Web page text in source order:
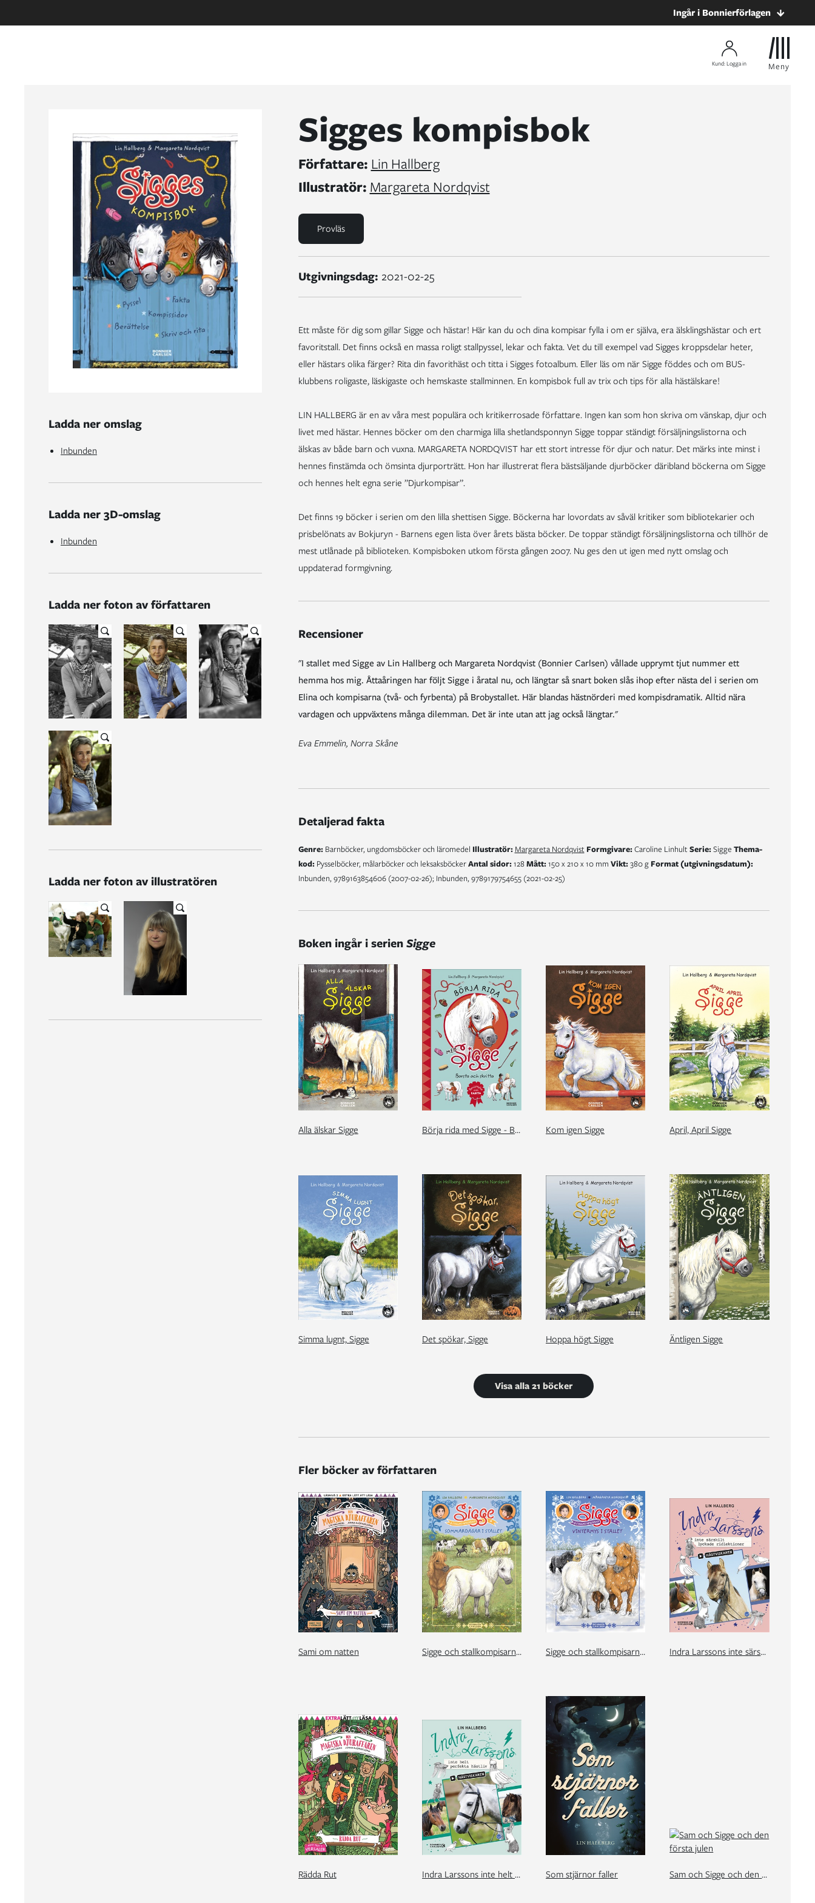
Ingår i Bonnierförlagen
Kund: Logga in Meny
Ladda ner omslag
Inbunden
Ladda ner 3D-omslag
Inbunden
Ladda ner foton av författaren
Ladda ner foton av illustratören
Sigges kompisbok
Författare: Lin Hallberg
Illustratör: Margareta Nordqvist
Provläs
Utgivningsdag: 2021-02-25
Ett måste för dig som gillar Sigge och hästar! Här kan du och dina kompisar fylla i om er själva, era älsklingshästar och ert
favoritstall. Det finns också en massa roligt stallpyssel, lekar och fakta. Vet du till exempel vad Sigges kroppsdelar heter,
eller hästars olika färger? Rita din favorithäst och titta i Sigges fotoalbum. Eller läs om när Sigge föddes och om BUS-
klubbens roligaste, läskigaste och hemskaste stallminnen. En kompisbok full av trix och tips för alla hästälskare!
LIN HALLBERG är en av våra mest populära och kritikerrosade författare. Ingen kan som hon skriva om vänskap, djur och
livet med hästar. Hennes böcker om den charmiga lilla shetlandsponnyn Sigge toppar ständigt försäljningslistorna och
älskas av både barn och vuxna. MARGARETA NORDQVIST har ett stort intresse för djur och natur. Det märks inte minst i
hennes finstämda och ömsinta djurporträtt. Hon har illustrerat flera bästsäljande djurböcker däribland böckerna om Sigge
och hennes helt egna serie ”Djurkompisar”.
Det finns 19 böcker i serien om den lilla shettisen Sigge. Böckerna har lovordats av såväl kritiker som bibliotekarier och
prisbelönats av Bokjuryn - Barnens egen lista över årets bästa böcker. De toppar ständigt försäljningslistorna och tillhör de
mest utlånade på biblioteken. Kompisboken utkom första gången 2007. Nu ges den ut igen med nytt omslag och
uppdaterad formgivning.
Recensioner
"I stallet med Sigge av Lin Hallberg och Margareta Nordqvist (Bonnier Carlsen) vållade upprymt tjut nummer ett
hemma hos mig. Åttaåringen har följt Sigge i åratal nu, och längtar så snart boken slås ihop efter nästa del i serien om
Elina och kompisarna (två- och fyrbenta) på Brobystallet. Här blandas hästnörderi med kompisdramatik. Alltid nära
vardagen och uppväxtens många dilemman. Det är inte utan att jag också längtar."
Eva Emmelin, Norra Skåne
Detaljerad fakta
Genre: Barnböcker, ungdomsböcker och läromedel Illustratör: Margareta Nordqvist Formgivare: Caroline Linhult Serie: Sigge Thema-
kod: Pysselböcker, målarböcker och leksaksböckerAntal sidor: 128Mått: 150 x 210 x 10 mm Vikt: 380 g Format (utgivningsdatum):
Inbunden, 9789163854606 (2007-02-26); Inbunden, 9789179754655 (2021-02-25)
Boken ingår i serienSigge
Alla älskar Sigge Börja rida med Sigge - Borsta och skritta Kom igen Sigge April, April Sigge
Simma lugnt, Sigge Det spökar, Sigge Hoppa högt Sigge Äntligen Sigge
Visa alla 21 böcker
Fler böcker av författaren
Sami om natten Sigge och stallkompisarna. Sommardagar i stallet Sigge och stallkompisarna. Vintermys i stallet Indra Larssons inte särskilt lyckade ridlektioner
Rädda Rut Indra Larssons inte helt perfekta hästliv Som stjärnor faller Sam och Sigge och den första julen